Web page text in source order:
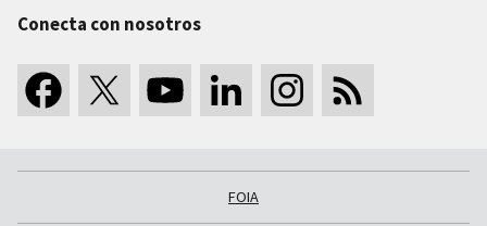
Conecta con nosotros
FOIA